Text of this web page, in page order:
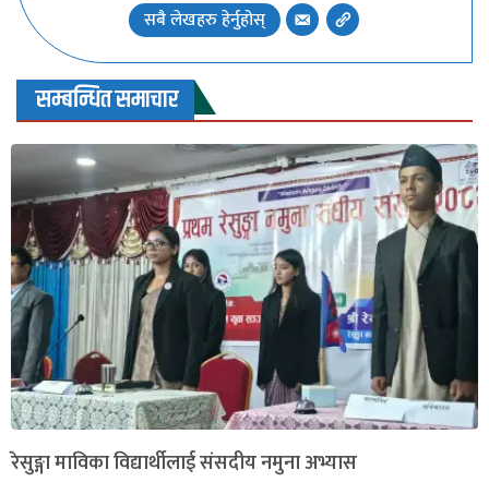
सबै लेखहरु हेर्नुहोस्
सम्बन्धित समाचार
रेसुङ्गा माविका विद्यार्थीलाई संसदीय नमुना अभ्यास